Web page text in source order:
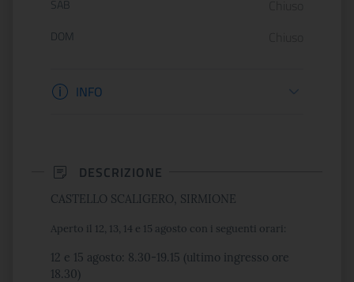
SAB
DOM
Informazioni apertura
INFO
DESCRIZIONE
CASTELLO SCALIGERO, SIRMIONE
Aperto il 12, 13, 14 e 15 agosto con i seguenti orari:
12 e 15 agosto: 8.30-19.15 (ultimo ingresso ore
18.30)